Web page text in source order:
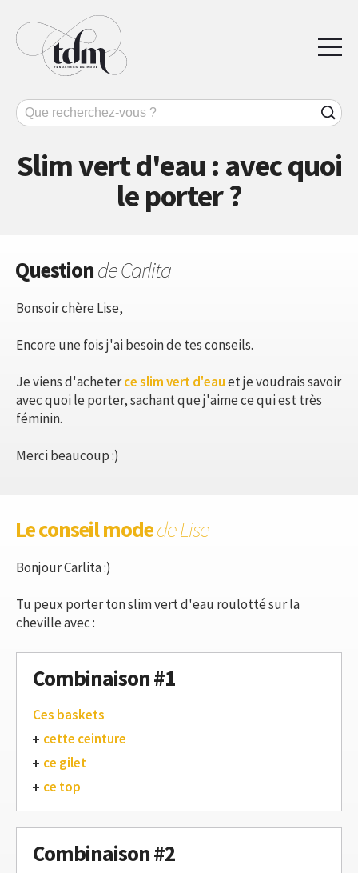
Slim vert d'eau : avec quoi
le porter ?
Questionde Carlita
Bonsoir chère Lise,
Encore une fois j'ai besoin de tes conseils.
Je viens d'acheterce slim vert d'eauet je voudrais savoir
avec quoi le porter, sachant que j'aime ce qui est très
féminin.
Merci beaucoup :)
Le conseil modede Lise
Bonjour Carlita :)
Tu peux porter ton slim vert d'eau roulotté sur la
cheville avec :
Combinaison #1
Ces baskets
cette ceinture
ce gilet
ce top
Combinaison #2